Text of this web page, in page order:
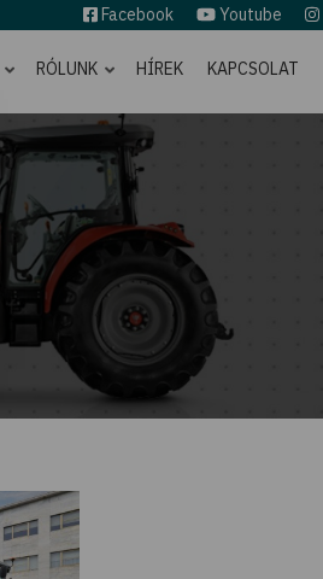
Facebook Youtube
RÓLUNK HÍREK KAPCSOLAT